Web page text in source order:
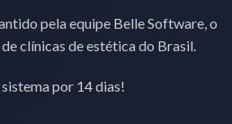
pela equipe Belle Software, o
clínicas de estética do Brasil.
por 14 dias!